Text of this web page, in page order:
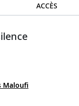
ACCÈS
Maloufi